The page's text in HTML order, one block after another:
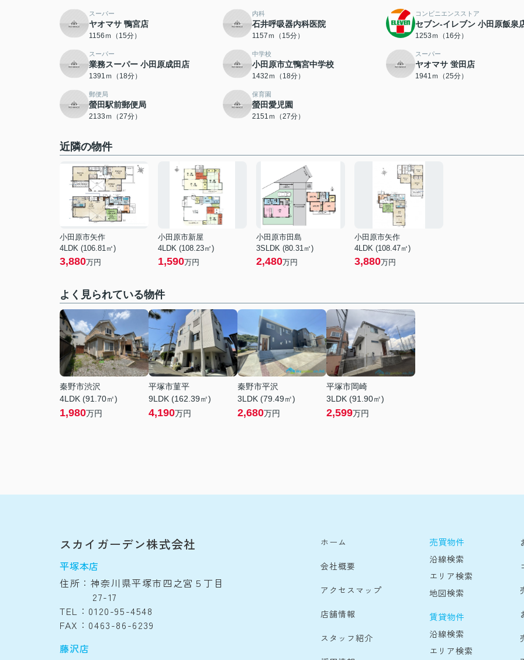
スーパー
ヤオマサ 鴨宮店
1156ｍ（15分）
内科
石井呼吸器内科医院
1157ｍ（15分）
コンビニエンスストア
セブン-イレブン 小田原飯泉
1253ｍ（16分）
スーパー
業務スーパー 小田原成田店
1391ｍ（18分）
中学校
小田原市立鴨宮中学校
1432ｍ（18分）
スーパー
ヤオマサ 蛍田店
1941ｍ（25分）
郵便局
螢田駅前郵便局
2133ｍ（27分）
保育園
螢田愛児園
2151ｍ（27分）
近隣の物件
小田原市矢作
4LDK (106.81㎡)
3,880万円
小田原市新屋
4LDK (108.23㎡)
1,590万円
小田原市田島
3SLDK (80.31㎡)
2,480万円
小田原市矢作
4LDK (108.47㎡)
3,880万円
よく見られている物件
秦野市渋沢
4LDK (91.70㎡)
1,980万円
平塚市菫平
9LDK (162.39㎡)
4,190万円
秦野市平沢
3LDK (79.49㎡)
2,680万円
平塚市岡崎
3LDK (91.90㎡)
2,599万円
スカイガーデン株式会社
平塚本店
住所：神奈川県平塚市四之宮５丁目
27-17
TEL：0120-95-4548
FAX：0463-86-6239
藤沢店
ホーム
会社概要
アクセスマップ
店舗情報
スタッフ紹介
売買物件
沿線検索
エリア検索
地図検索
賃貸物件
沿線検索
エリア検索